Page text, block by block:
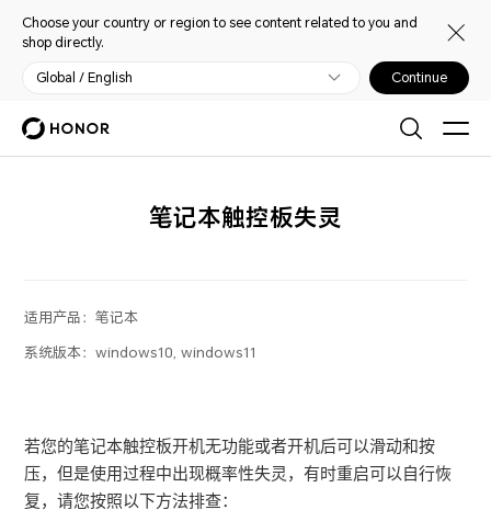
Choose your country or region to see content related to you and
shop directly.
Global / English Continue
笔记本触控板失灵
适用产品：笔记本
系统版本：windows10, windows11
若您的笔记本触控板开机无功能或者开机后可以滑动和按
压，但是使用过程中出现概率性失灵，有时重启可以自行恢
复，请您按照以下方法排查：